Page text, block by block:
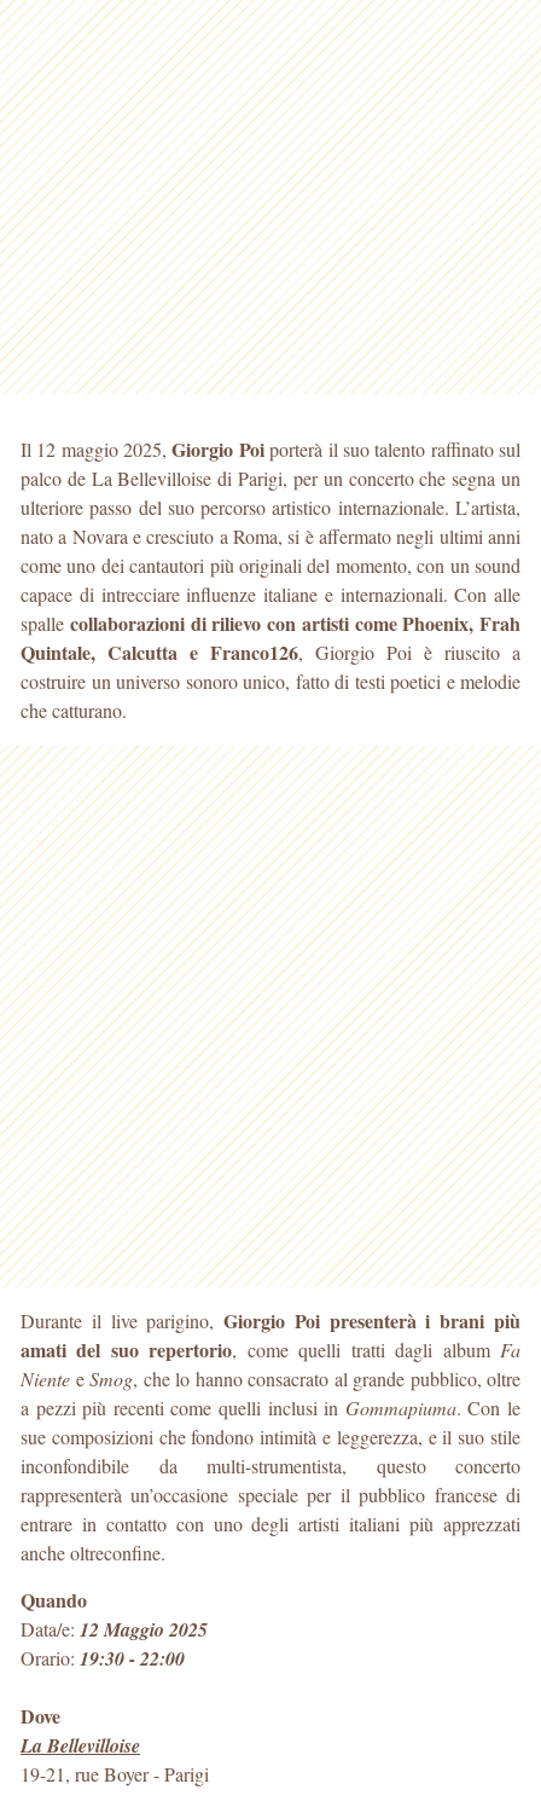
Il 12 maggio 2025,Giorgio Poiporterà il suo talento raffinato sul
palco de La Bellevilloise di Parigi, per un concerto che segna un
ulteriore passo del suo percorso artistico internazionale. L’artista,
nato a Novara e cresciuto a Roma, si è affermato negli ultimi anni
come uno dei cantautori più originali del momento, con un sound
capace di intrecciare influenze italiane e internazionali. Con alle
spalle collaborazioni di rilievo con artisti come Phoenix, Frah
Quintale, Calcutta e Franco126, Giorgio Poi è riuscito a
costruire un universo sonoro unico, fatto di testi poetici e melodie
che catturano.
Durante il live parigino,Giorgio Poi presenterà i brani più
amati del suo repertorio, come quelli tratti dagli album Fa
Niente eSmog, che lo hanno consacrato al grande pubblico, oltre
a pezzi più recenti come quelli inclusi in Gommapiuma. Con le
sue composizioni che fondono intimità e leggerezza, e il suo stile
inconfondibile da multi-strumentista, questo concerto
rappresenterà un’occasione speciale per il pubblico francese di
entrare in contatto con uno degli artisti italiani più apprezzati
anche oltreconfine.
Quando
Data/e: 12 Maggio 2025
Orario: 19:30 - 22:00
Dove
La Bellevilloise
19-21, rue Boyer-Parigi